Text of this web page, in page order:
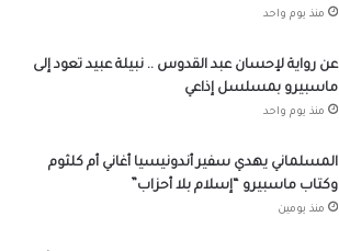
منذ يوم واحد
عن رواية لإحسان عبد القدوس .. نبيلة عبيد تعود إلى
ماسبيرو بمسلسل إذاعي
منذ يوم واحد
المسلماني يهدي سفير أندونيسيا أغاني أم كلثوم
وكتاب ماسبيرو “إسلام بلا أحزاب”
منذ يومين